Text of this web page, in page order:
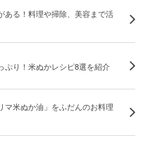
ある！料理や掃除、美容まで活
ぷり！米ぬかレシピ8選を紹介
マ米ぬか油」をふだんのお料理